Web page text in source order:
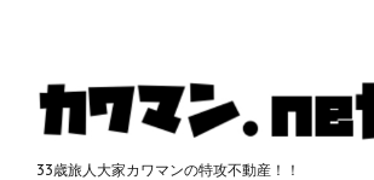
33歳旅人大家カワマンの特攻不動産！！